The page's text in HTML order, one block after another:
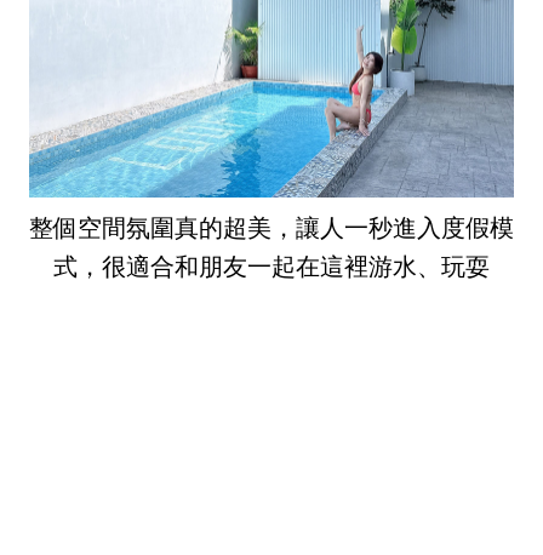
整個空間氛圍真的超美，讓人一秒進入度假模
式，很適合和朋友一起在這裡游水、玩耍